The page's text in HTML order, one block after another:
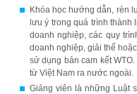
Khóa học hướng dẫn, rèn
lưu ý trong quá trình
doanh nghiệp, các quy
doanh nghiệp, giải thể
sử dụng bản cam kết
từ Việt Nam ra nước ngoài.
Giảng viên là những Luật